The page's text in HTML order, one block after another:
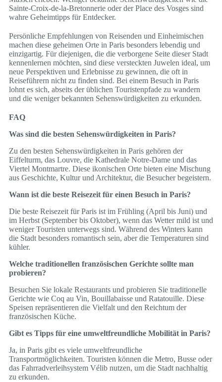
Sainte-Croix-de-la-Bretonnerie oder der Place des Vosges sind
wahre Geheimtipps für Entdecker.
Persönliche Empfehlungen von Reisenden und Einheimischen
machen diese geheimen Orte in Paris besonders lebendig und
einzigartig. Für diejenigen, die die verborgene Seite dieser Stadt
kennenlernen möchten, sind diese versteckten Juwelen ideal, um
neue Perspektiven und Erlebnisse zu gewinnen, die oft in
Reiseführern nicht zu finden sind. Bei einem Besuch in Paris
lohnt es sich, abseits der üblichen Touristenpfade zu wandern
und die weniger bekannten Sehenswürdigkeiten zu erkunden.
FAQ
Was sind die besten Sehenswürdigkeiten in Paris?
Zu den besten Sehenswürdigkeiten in Paris gehören der
Eiffelturm, das Louvre, die Kathedrale Notre-Dame und das
Viertel Montmartre. Diese ikonischen Orte bieten eine Mischung
aus Geschichte, Kultur und Architektur, die Besucher begeistern.
Wann ist die beste Reisezeit für einen Besuch in Paris?
Die beste Reisezeit für Paris ist im Frühling (April bis Juni) und
im Herbst (September bis Oktober), wenn das Wetter mild ist und
weniger Touristen unterwegs sind. Während des Winters kann
die Stadt besonders romantisch sein, aber die Temperaturen sind
kühler.
Welche traditionellen französischen Gerichte sollte man
probieren?
Besuchen Sie lokale Restaurants und probieren Sie traditionelle
Gerichte wie Coq au Vin, Bouillabaisse und Ratatouille. Diese
Speisen repräsentieren die Vielfalt und den Reichtum der
französischen Küche.
Gibt es Tipps für eine umweltfreundliche Mobilität in Paris?
Ja, in Paris gibt es viele umweltfreundliche
Transportmöglichkeiten. Touristen können die Metro, Busse oder
das Fahrradverleihsystem Vélib nutzen, um die Stadt nachhaltig
zu erkunden.